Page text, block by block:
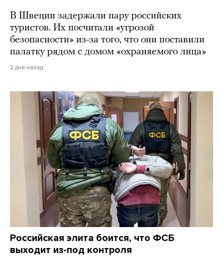
В Швеции задержали пару российских
туристов. Их посчитали «угрозой
безопасности» из-за того, что они поставили
палатку рядом с домом «охраняемого лица»
2 дня назад
Российская элита боится, что ФСБ
выходит из-под контроля